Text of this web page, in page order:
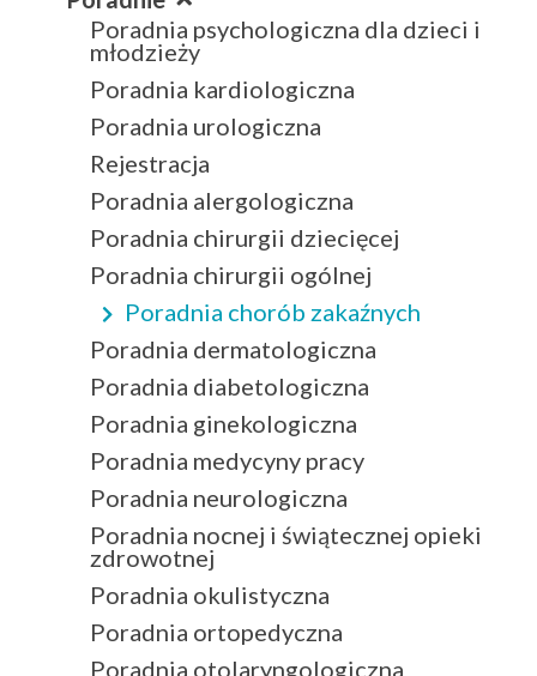
Poradnia psychologiczna dla dzieci i
młodzieży
Poradnia kardiologiczna
Poradnia urologiczna
Rejestracja
Poradnia alergologiczna
Poradnia chirurgii dziecięcej
Poradnia chirurgii ogólnej
Poradnia chorób zakaźnych
Poradnia dermatologiczna
Poradnia diabetologiczna
Poradnia ginekologiczna
Poradnia medycyny pracy
Poradnia neurologiczna
Poradnia nocnej i świątecznej opieki
zdrowotnej
Poradnia okulistyczna
Poradnia ortopedyczna
Poradnia otolaryngologiczna